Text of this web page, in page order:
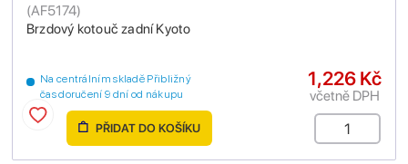
Brzdový kotouč zadní Kyoto
(AF5174)
Na centrálním skladě Přibližný
čas doručení 9 dní od nákupu
1,226 Kč
včetně DPH
PŘIDAT DO KOŠÍKU